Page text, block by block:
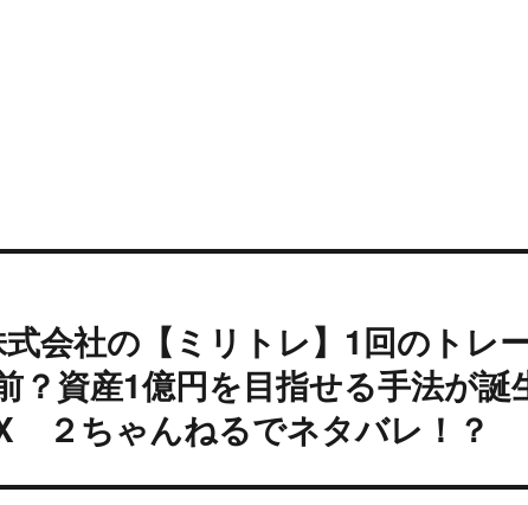
会社の【ミリトレ】1回のトレ
？資産1億円を目指せる手法が誕
２ちゃんねるでネタバレ！？